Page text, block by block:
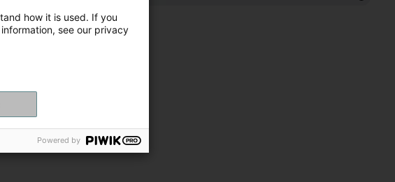
how it is used. If you
see our privacy
Powered by